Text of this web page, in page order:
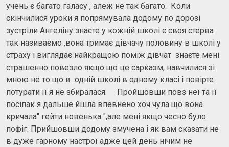
учень є багато галасу , алеж не так багато. Коли
скінчилися уроки я попрямувала додому по дорозі
зустріли Ангеліну знаєте у кожній школі є своя стерва
так називаємо ,вона тримає дівчачу половину в школі у
страху і виглядає найкращою поміж дівчат знаєте мені
страшенно повезло якщо що це сарказм, навчилися зі
мною не то що в одній школі в одному класі і повірте
потурати її я не збиралася. Пройшовши повз неї та її
посіпак я дальше йшла впевнено хоч чула що вона
кричала" гейти новенька ",але мені якщо чесно було
пофіг. Прийшовши додому змучена і як вам сказати не
в дуже гарному настрої адже цей день нічим не